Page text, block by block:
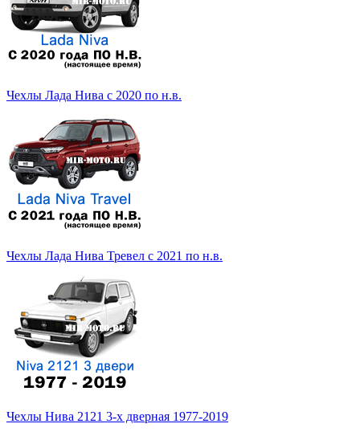
Чехлы Лада Нива с 2020 по н.в.
Чехлы Лада Нива Тревел с 2021 по н.в.
Чехлы Нива 2121 3-х дверная 1977-2019